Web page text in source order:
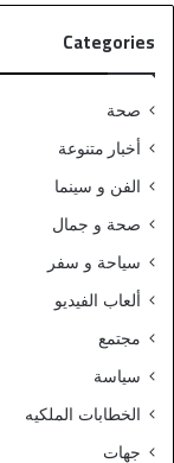
Categories
صحة
أخبار متنوعة
الفن و سينما
صحة و جمال
سياحة و سفر
ألعاب الفيديو
مجتمع
سياسة
الخطابات الملكيه
جهات